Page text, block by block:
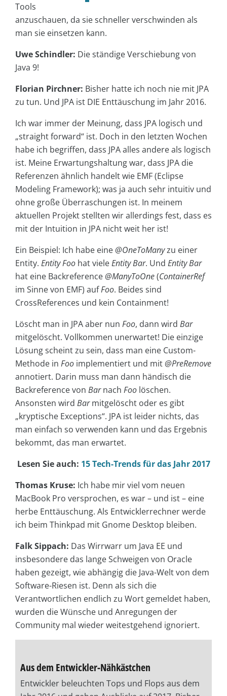
Tools
anzuschauen, da sie schneller verschwinden als
man sie einsetzen kann.
Uwe Schindler: Die ständige Verschiebung von
Java 9!
Florian Pirchner: Bisher hatte ich noch nie mit JPA
zu tun. Und JPA ist DIE Enttäuschung im Jahr 2016.
Ich war immer der Meinung, dass JPA logisch und
„straight forward“ ist. Doch in den letzten Wochen
habe ich begriffen, dass JPA alles andere als logisch
ist. Meine Erwartungshaltung war, dass JPA die
Referenzen ähnlich handelt wie EMF (Eclipse
Modeling Framework); was ja auch sehr intuitiv und
ohne große Überraschungen ist. In meinem
aktuellen Projekt stellten wir allerdings fest, dass es
mit der Intuition in JPA nicht weit her ist!
Ein Beispiel: Ich habe eine@OneToManyzu einer
Entity. Entity Foo hat vieleEntity Bar. Und Entity Bar
hat eine Backreference@ManyToOne(ContainerRef
im Sinne von EMF) aufFoo. Beides sind
CrossReferences und kein Containment!
Löscht man in JPA aber nun Foo, dann wird Bar
mitgelöscht. Vollkommen unerwartet! Die einzige
Lösung scheint zu sein, dass man eine Custom-
Methode in Foo implementiert und mit@PreRemove
annotiert. Darin muss man dann händisch die
Backreference von Barnach Foo löschen.
Ansonsten wird Barmitgelöscht oder es gibt
„kryptische Exceptions“. JPA ist leider nichts, das
man einfach so verwenden kann und das Ergebnis
bekommt, das man erwartet.
Lesen Sie auch: 15 Tech-Trends für das Jahr 2017
Thomas Kruse: Ich habe mir viel vom neuen
MacBook Pro versprochen, es war – und ist – eine
herbe Enttäuschung. Als Entwicklerrechner werde
ich beim Thinkpad mit Gnome Desktop bleiben.
Falk Sippach: Das Wirrwarr um Java EE und
insbesondere das lange Schweigen von Oracle
haben gezeigt, wie abhängig die Java-Welt von dem
Software-Riesen ist. Denn als sich die
Verantwortlichen endlich zu Wort gemeldet haben,
wurden die Wünsche und Anregungen der
Community mal wieder weitestgehend ignoriert.
Aus dem Entwickler-Nähkästchen
Entwickler beleuchten Tops und Flops aus dem